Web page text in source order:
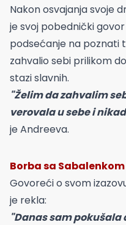
Nakon osvajanja svoje
je svoj pobednički
podsećanje na poznati
zahvalio sebi prilikom
stazi slavnih.
"Želim da zahvalim
verovala u sebe i
je Andreeva.
Borba sa Sabalenkom
Govoreći o svom
je rekla:
"Danas sam pokušala